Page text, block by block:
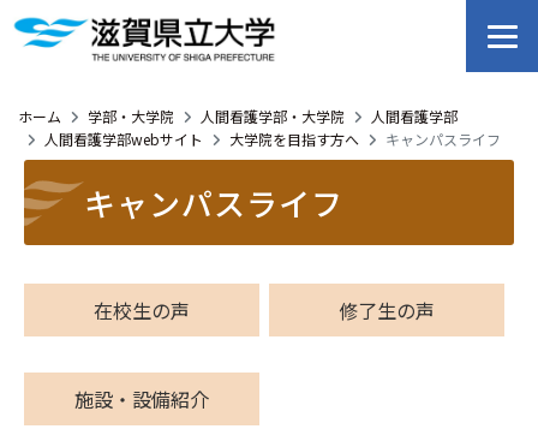
ホーム 学部・大学院 人間看護学部・大学院
人間看護学部
人間看護学部webサイト
大学院を目指す方へ キャンパスライフ
キャンパスライフ
在校生の声 修了生の声
施設・設備紹介